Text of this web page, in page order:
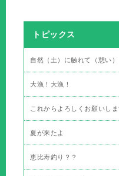
トピックス
自然（土）に触れて（憩い）
大漁！大漁！
これからよろしくお願いしま
夏が来たよ
恵比寿釣り？？